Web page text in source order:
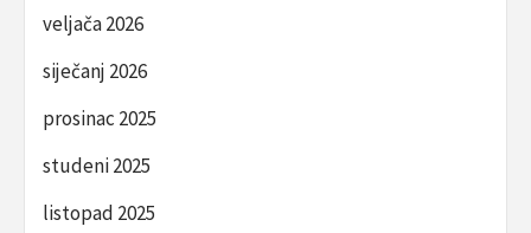
veljača 2026
siječanj 2026
prosinac 2025
studeni 2025
listopad 2025